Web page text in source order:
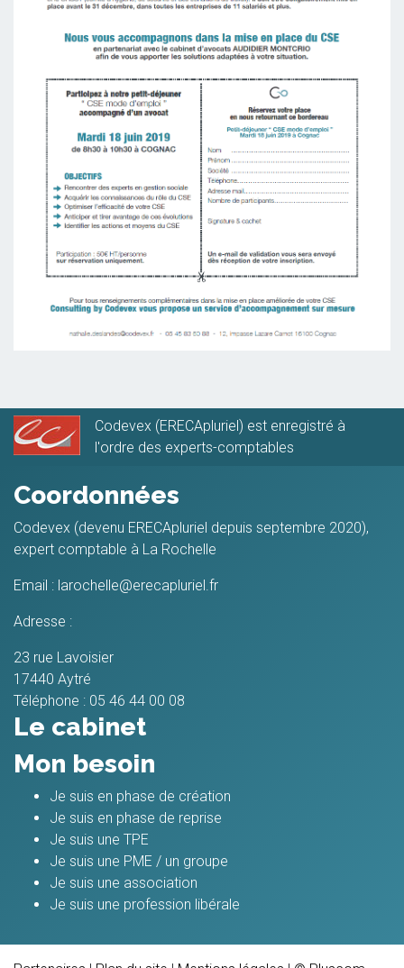
Codevex (ERECApluriel) est enregistré à
l'ordre des experts-comptables
Coordonnées
Codevex (devenu ERECApluriel depuis septembre 2020),
expert comptable à La Rochelle
Email : larochelle@erecapluriel.fr
Adresse :
23 rue Lavoisier
17440 Aytré
Téléphone : 05 46 44 00 08
Le cabinet
Mon besoin
Je suis en phase de création
Je suis en phase de reprise
Je suis une TPE
Je suis une PME / un groupe
Je suis une association
Je suis une profession libérale